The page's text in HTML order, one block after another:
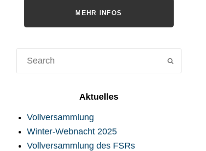
MEHR INFOS
Aktuelles
Vollversammlung
Winter-Webnacht 2025
Vollversammlung des FSRs